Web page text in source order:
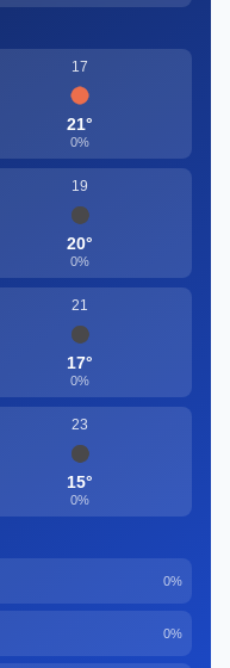
17
21°
0%
19
20°
0%
21
17°
0%
23
15°
0%
0%
0%